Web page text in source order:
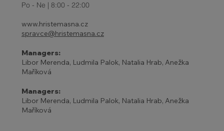
Po - Ne | 8:00 - 22:00
www.hristemasna.cz
spravce@hristemasna.cz
Managers:
Libor Merenda, Ludmila Palok, Natalia Hrab, Anežka
Maříková
Managers:
Libor Merenda, Ludmila Palok, Natalia Hrab, Anežka
Maříková